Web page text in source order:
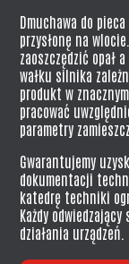
Dmuchawa do
przysłonę na
zaoszczędzić opał
wałku silnika
produkt w
pracować
parametry
Gwarantujemy
dokumentacji
katedrę techniki
Każdy
działania urządzeń.